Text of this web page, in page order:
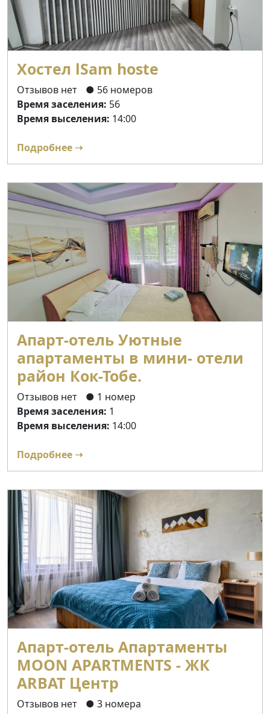
Хостел lSam hoste
Отзывов нет
● 56 номеров
Время заселения: 56
Время выселения: 14:00
Подробнее ➝
Апарт-отель Уютные
апартаменты в мини- отели
район Кок-Тобе.
Отзывов нет
● 1 номер
Время заселения: 1
Время выселения: 14:00
Подробнее ➝
Апарт-отель Апартаменты
MOON APARTMENTS - ЖК
ARBAT Центр
Отзывов нет
● 3 номера